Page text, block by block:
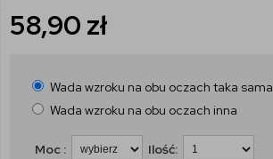
58,90 zł
Wada wzroku na obu oczach taka sama
Wada wzroku na obu oczach inna
Moc : Ilość: